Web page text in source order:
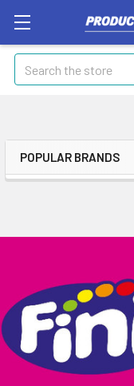
Search
POPULAR BRANDS